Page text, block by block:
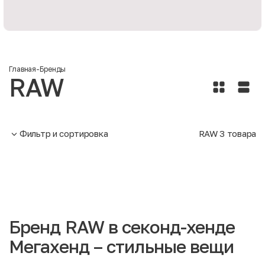
Главная-Бренды
RAW
Фильтр и сортировка RAW3 товара
Бренд RAW в секонд-хенде
Мегахенд – стильные вещи